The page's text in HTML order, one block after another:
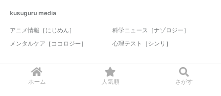
ホーム 人気順 さがす
kusuguru media
アニメ情報［にじめん］
科学ニュース［ナゾロジー］
メンタルケア［ココロジー］
心理テスト［シンリ］
© 2017-2026 nazology. all rights reserved.